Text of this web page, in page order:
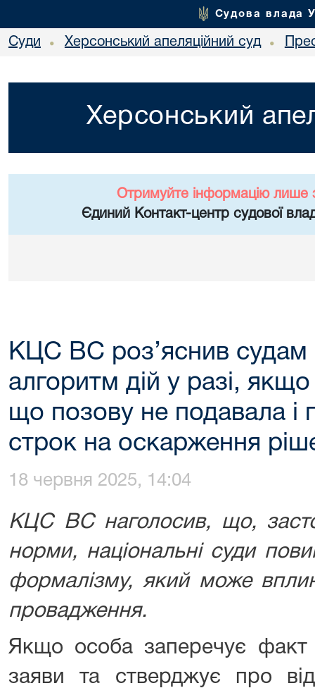
Судова влада
Суди • Херсонський апеляційний суд •
Херсонський
Отримуйте інформацію лише
Єдиний Контакт-центр судової
КЦС ВС роз’яснив судам
алгоритм дій у разі,
що позову не подавала і
строк на оскарження
18 червня 2025, 14:04
КЦС ВС наголосив, що,
норми, національні суди
формалізму, який може
провадження.
Якщо особа заперечує факт
заяви та стверджує про